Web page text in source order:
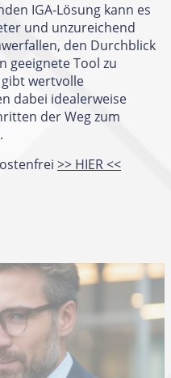
IGA-Lösung kann es
und unzureichend
den Durchblick
geeignete Tool zu
wertvolle
dabei idealerweise
der Weg zum
>> HIER <<